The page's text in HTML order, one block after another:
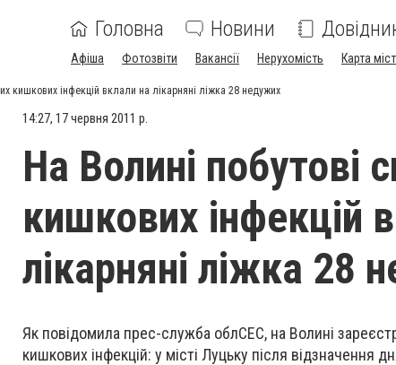
Головна Новини
Афіша Фотозвіти Вакансії Нерухомість Карта
кишкових інфекцій вклали на лікарняні ліжка 28 недужих
14:27, 17 червня 2011 р.
На Волині побутові
кишкових інфекцій
лікарняні ліжка 28
Як повідомила прес-служба облСЕС, на Волині
кишкових інфекцій: у місті Луцьку після відзначення